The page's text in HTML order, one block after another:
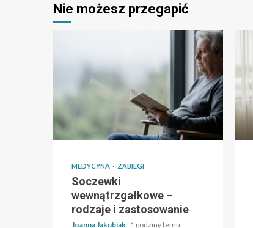
Nie możesz przegapić
MEDYCYNA ZABIEGI
Soczewki
wewnątrzgałkowe –
rodzaje i zastosowanie
Joanna Jakubiak 1 godzinę temu